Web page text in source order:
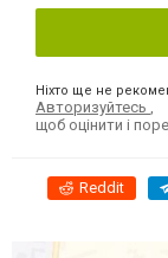
Ніхто ще не
Авторизуйтесь
щоб оцінити і
Reddit